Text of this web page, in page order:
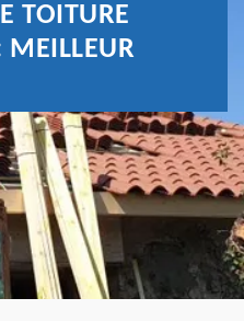
TOITURE
MEILLEUR